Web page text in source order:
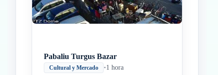
Pabaliu Turgus Bazar
Cultural y Mercado •1 hora